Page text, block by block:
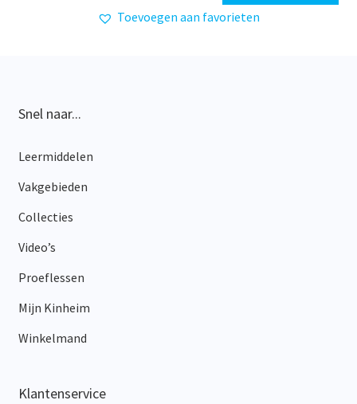
Toevoegen aan favorieten
Snel naar...
Leermiddelen
Vakgebieden
Collecties
Video’s
Proeflessen
Mijn Kinheim
Winkelmand
Klantenservice